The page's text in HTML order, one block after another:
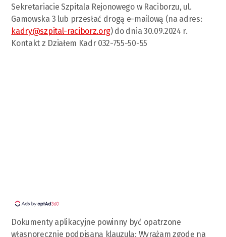
Sekretariacie Szpitala Rejonowego w Raciborzu, ul.
Gamowska 3 lub przesłać drogą e-mailową (na adres:
kadry@szpital-raciborz.org) do dnia 30.09.2024 r.
Kontakt z Działem Kadr 032-755-50-55
Dokumenty aplikacyjne powinny być opatrzone
własnoręcznie podpisaną klauzulą: Wyrażam zgodę na